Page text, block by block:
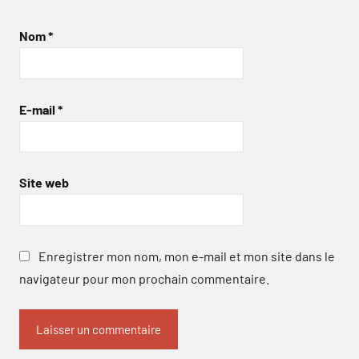
Nom*
E-mail *
Site web
Enregistrer mon nom, mon e-mail et mon site dans le
navigateur pour mon prochain commentaire.